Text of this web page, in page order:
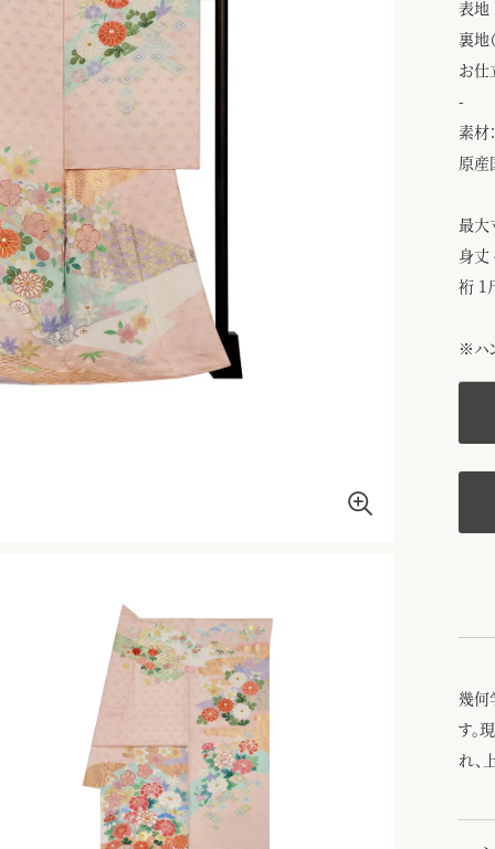
表地
裏地
お仕
-
素材
原産
最大
身丈
裄 1
※ハ
幾何
す。
れ、